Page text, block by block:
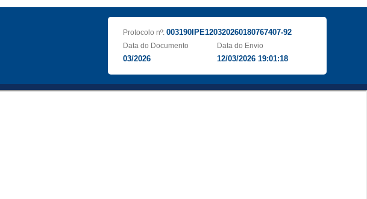
Protocolo nº: 003190IPE120320260180767407-92
Data do Documento
03/2026
Data do Envio
12/03/2026 19:01:18